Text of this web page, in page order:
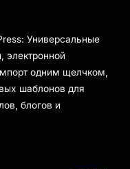
Универсальные
электронной
одним щелчком,
шаблонов для
блогов и